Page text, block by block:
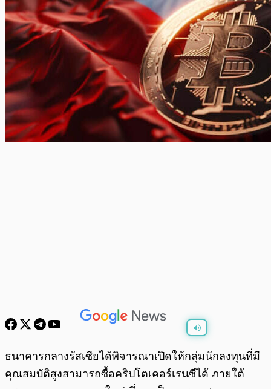
0:00
ธนาคารกลางรัสเซียได้พิจารณาเปิดให้กลุ่มนักลงทุนที่มี
คุณสมบัติสูงสามารถซื้อคริปโตเคอร์เรนซีได้ ภายใต้